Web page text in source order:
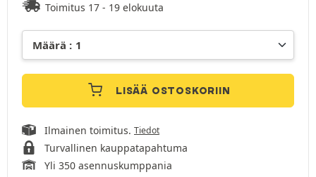
Toimitus 17 - 19 elokuuta
LISÄÄ OSTOSKORIIN
Ilmainen toimitus. Tiedot
Turvallinen kauppatapahtuma
Yli 350 asennuskumppania